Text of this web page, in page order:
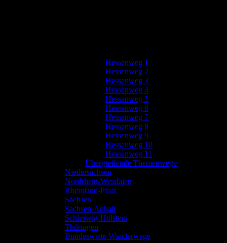
Hessenweg 1
Hessenweg 2
Hessenweg 3
Hessenweg 4
Hessenweg 5
Hessenweg 6
Hessenweg 7
Hessenweg 8
Hessenweg 9
Hessenweg 10
Hessenweg 11
Übergreifende Themenwege
Niedersachsen
Nordrhein-Westfalen
Rheinland-Pfalz
Sachsen
Sachsen-Anhalt
Schleswig-Holstein
Thüringen
Bundesweite Wanderwege